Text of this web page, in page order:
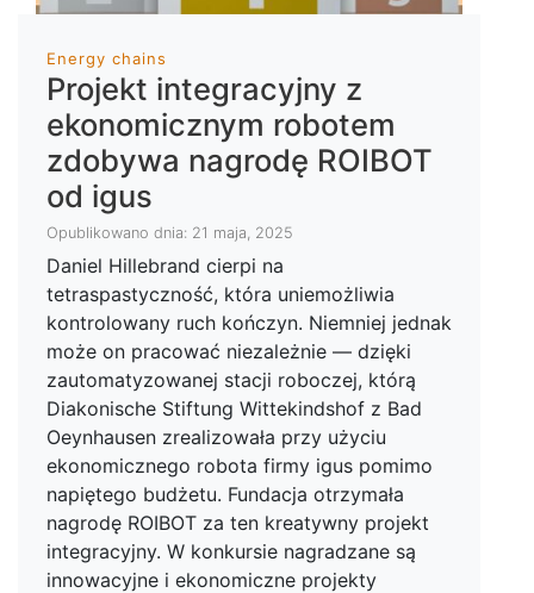
Energy chains
Projekt integracyjny z
ekonomicznym robotem
zdobywa nagrodę ROIBOT
od igus
Opublikowano dnia: 21 maja, 2025
Daniel Hillebrand cierpi na
tetraspastyczność, która uniemożliwia
kontrolowany ruch kończyn. Niemniej jednak
może on pracować niezależnie — dzięki
zautomatyzowanej stacji roboczej, którą
Diakonische Stiftung Wittekindshof z Bad
Oeynhausen zrealizowała przy użyciu
ekonomicznego robota firmy igus pomimo
napiętego budżetu. Fundacja otrzymała
nagrodę ROIBOT za ten kreatywny projekt
integracyjny. W konkursie nagradzane są
innowacyjne i ekonomiczne projekty